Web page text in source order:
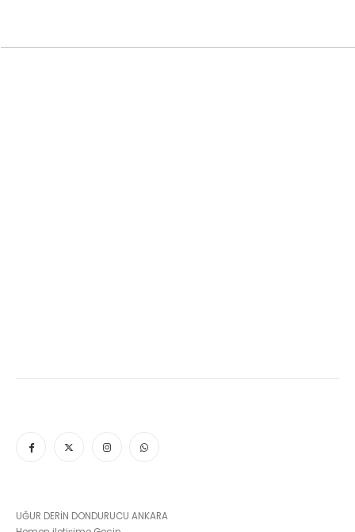
UĞUR DERİN DONDURUCU ANKARA